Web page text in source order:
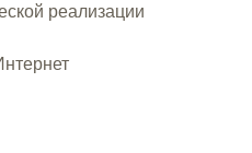
реализации